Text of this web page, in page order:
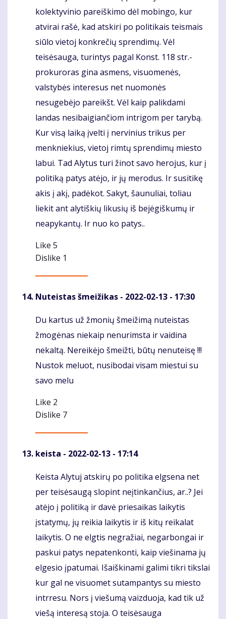
kolektyvinio pareiškimo dėl mobingo, kur
atvirai rašė, kad atskiri po politikais teismais
siūlo vietoj konkrečių sprendimų. Vėl
teisėsauga, turintys pagal Konst. 118 str.-
prokuroras gina asmens, visuomenės,
valstybės interesus net nuomonės
nesugebėjo pareikšt. Vėl kaip palikdami
landas nesibaigiančiom intrigom per tarybą.
Kur visą laiką įvelti į nervinius trikus per
menkniekius, vietoj rimtų sprendimų miesto
labui. Tad Alytus turi žinot savo herojus, kur į
politiką patys atėjo, ir jų merodus. Ir susitikę
akis į akį, padėkot. Sakyt, šaunuliai, toliau
liekit ant alytiškių likusių iš bejėgiškumų ir
neapykantų. Ir nuo ko patys..
Like 5
Dislike 1
Nuteistas šmeižikas - 2022-02-13 - 17:30
Komentaras
Du kartus už žmonių šmeižimą nuteistas
žmogėnas niekaip nenurimsta ir vaidina
nekaltą. Nereikėjo šmeižti, būtų nenuteisę !!!
Nustok meluot, nusibodai visam miestui su
savo melu
Like 2
Dislike 7
keista - 2022-02-13 - 17:14
Komentaras
Keista Alytuj atskirų po politika elgsena net
per teisėsaugą slopint neįtinkančius, ar..? Jei
atėjo į politiką ir davė priesaikas laikytis
įstatymų, jų reikia laikytis ir iš kitų reikalat
laikytis. O ne elgtis negražiai, negarbongai ir
paskui patys nepatenkonti, kaip viešinama jų
elgesio įpatumai. Išaiškinami galimi tikri tikslai
kur gal ne visuomet sutampantys su miesto
intrresu. Nors į viešumą vaizduoja, kad tik už
viešą interesą stoja. O teisėsauga